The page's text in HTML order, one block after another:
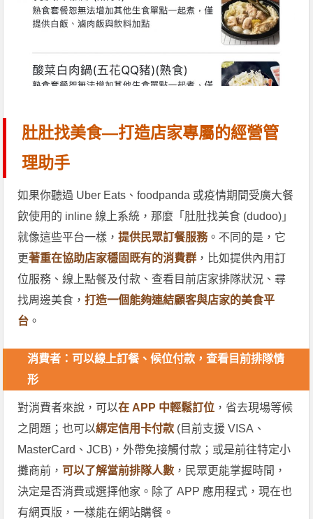
肚肚找美食—打造店家專屬的經營管
理助手
如果你聽過 Uber Eats、foodpanda 或疫情期間受廣大餐
飲使用的 inline 線上系統，那麼「肚肚找美食 (dudoo)」
就像這些平台一樣，提供民眾訂餐服務。不同的是，它
更著重在協助店家穩固既有的消費群 ，比如提供內用訂
位服務、線上點餐及付款、查看目前店家排隊狀況、尋
找周邊美食，打造一個能夠連結顧客與店家的美食平
台 。
消費者：可以線上訂餐、候位付款，查看目前排隊情
形
對消費者來說，可以在 APP 中輕鬆訂位 ，省去現場等候
之問題；也可以綁定信用卡付款 (目前支援 VISA、
MasterCard、JCB)，外帶免接觸付款；或是前往特定小
攤商前，可以了解當前排隊人數 ，民眾更能掌握時間，
決定是否消費或選擇他家。除了 APP 應用程式，現在也
有網頁版，一樣能在網站購餐。